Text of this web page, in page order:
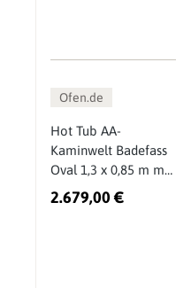
Ofen.de
Hot Tub AA-
Kaminwelt Badefass
Oval 1,3 x 0,85 m mit
Außenofen
2.679,00 €